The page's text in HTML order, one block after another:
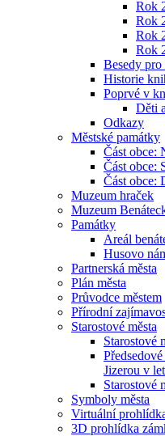
Rok
Rok
Rok
Rok
Besedy
Historie
Poprvé v
Děti
Odkazy
Městské památky
Část obce:
Část obce:
Část obce:
Muzeum hraček
Muzeum
Památky
Areál
Husovo
Partnerská města
Plán města
Průvodce městem
Přírodní
Starostové města
Starostové
Jizerou v
Starostové
Symboly města
Virtuální
3D prohlídka